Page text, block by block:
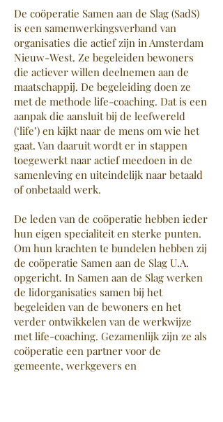
De coöperatie Samen aan de Slag (SadS)
is een samenwerkingsverband van
organisaties die actief zijn in Amsterdam
Nieuw-West. Ze begeleiden bewoners
die actiever willen deelnemen aan de
maatschappij. De begeleiding doen ze
met de methode life-coaching. Dat is een
aanpak die aansluit bij de leefwereld
(‘life’) en kijkt naar de mens om wie het
gaat. Van daaruit wordt er in stappen
toegewerkt naar actief meedoen in de
samenleving en uiteindelijk naar betaald
of onbetaald werk.
De leden van de coöperatie hebben ieder
hun eigen specialiteit en sterke punten.
Om hun krachten te bundelen hebben zij
de coöperatie Samen aan de Slag U.A.
opgericht. In Samen aan de Slag werken
de lidorganisaties samen bij het
begeleiden van de bewoners en het
verder ontwikkelen van de werkwijze
met life-coaching. Gezamenlijk zijn ze als
coöperatie een partner voor de
gemeente, werkgevers en